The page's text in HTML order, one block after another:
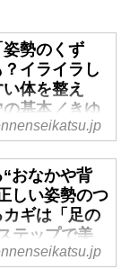
姿勢のくず
イライラし
体を整え
の基本／きゆ
・片寄陽平さ
んに、美しい
関係についてう
勢がくずれる
なく、イライ
の変化、人間関
おなかや背
しい姿勢のつ
カギは「足の
テップで美
ゆるぎ治療院